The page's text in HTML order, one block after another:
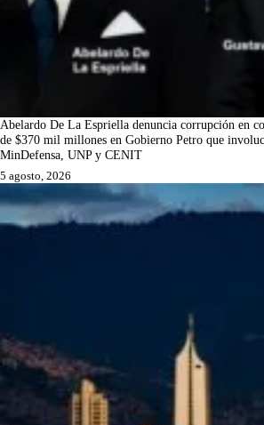
Abelardo De La Espriella denuncia corrupción en
de $370 mil millones en Gobierno Petro que
MinDefensa, UNP y CENIT
5 agosto, 2026